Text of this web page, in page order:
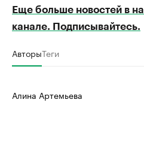
Еще больше новостей в
канале. Подписывайтесь.
АвторыТеги
Алина Артемьева